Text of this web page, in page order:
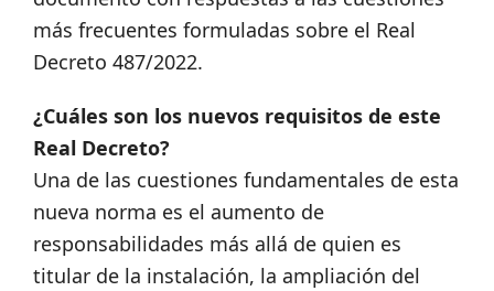
más frecuentes formuladas sobre el Real
Decreto 487/2022.
¿Cuáles son los nuevos requisitos de este
Real Decreto?
Una de las cuestiones fundamentales de esta
nueva norma es el aumento de
responsabilidades más allá de quien es
titular de la instalación, la ampliación del